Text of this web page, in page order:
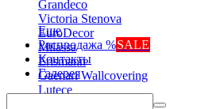
Grandeco
Victoria Stenova
EuroDecor
Milassa
Erismann
Gaenari Wallcovering
Lutece
Еще
Распродажа %SALE
Контакты
Галерея